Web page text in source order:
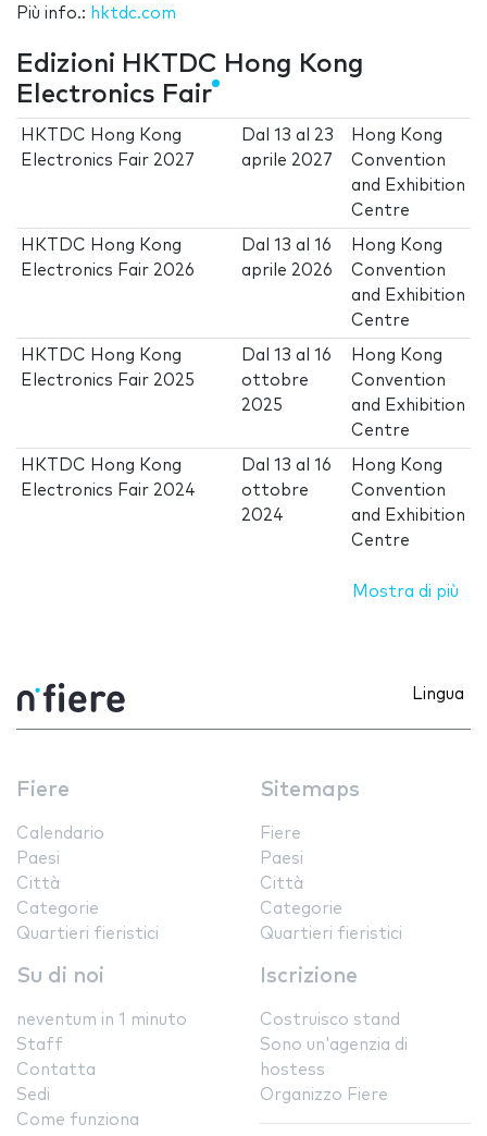
Più info.: hktdc.com
Edizioni HKTDC Hong Kong
Electronics Fair
HKTDC Hong Kong
Electronics Fair 2027
Dal13 al 23
aprile 2027
Hong Kong
Convention
and Exhibition
Centre
HKTDC Hong Kong
Electronics Fair 2026
Dal13 al16
aprile 2026
Hong Kong
Convention
and Exhibition
Centre
HKTDC Hong Kong
Electronics Fair 2025
Dal13 al16
ottobre
2025
Hong Kong
Convention
and Exhibition
Centre
HKTDC Hong Kong
Electronics Fair 2024
Dal13 al16
ottobre
2024
Hong Kong
Convention
and Exhibition
Centre
Mostra di più
Lingua
Fiere
Calendario
Paesi
Città
Categorie
Quartieri fieristici
Sitemaps
Fiere
Paesi
Città
Categorie
Quartieri fieristici
Su di noi
neventum in 1 minuto
Staff
Contatta
Sedi
Come funziona
Iscrizione
Costruisco stand
Sono un'agenzia di
hostess
Organizzo Fiere